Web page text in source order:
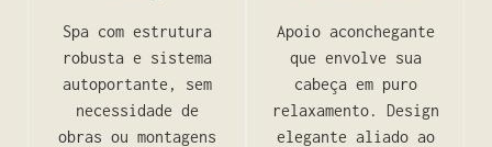
Spa com estrutura
robusta e sistema
autoportante, sem
necessidade de
obras ou montagens
Apoio aconchegante
que envolve sua
cabeça em puro
relaxamento. Design
elegante aliado ao